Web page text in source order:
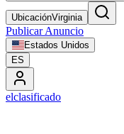
UbicaciónVirginia
Publicar Anuncio
Estados Unidos
ES
elclasificado